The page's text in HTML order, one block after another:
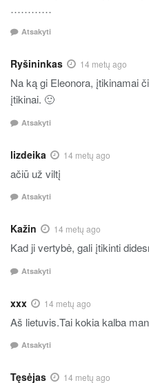
…………
Atsakyti
Ryšininkas 14 metų ago
Na ką gi Eleonora, įtikinamai
įtikinai. 🙂
Atsakyti
lizdeika 14 metų ago
ačiū už viltį
Atsakyti
Kažin 14 metų ago
Kad ji vertybė, gali įtikinti
Atsakyti
xxx 14 metų ago
Aš lietuvis.Tai kokia kalba
Atsakyti
Tęsėjas 14 metų ago